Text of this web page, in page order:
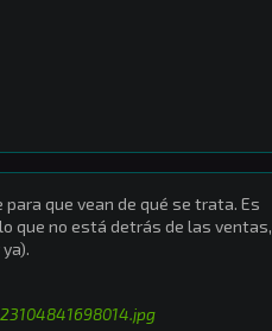
que vean de qué se trata. Es
que no está detrás de las ventas,